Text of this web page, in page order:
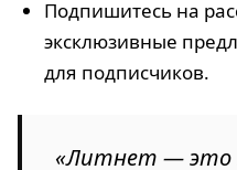
Подпишитесь на
эксклюзивные
для подписчиков.
«Литнет — это